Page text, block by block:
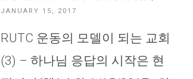
JANUARY 15, 2017
RUTC 운동의 모델이 되는 교회
(3) – 하나님 응답의 시작은 현